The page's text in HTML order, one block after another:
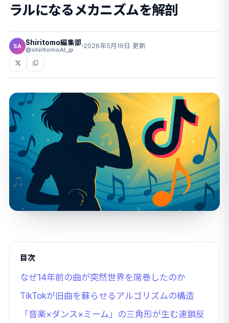
ラルになるメカニズムを解剖
SA Shiritomo編集部
@shiritomoAI_jp 2026年5月19日 更新
目次
なぜ14年前の曲が突然世界を席巻したのか
TikTokが旧曲を蘇らせるアルゴリズムの構造
「音楽×ダンス×ミーム」の三角形が生む連鎖反